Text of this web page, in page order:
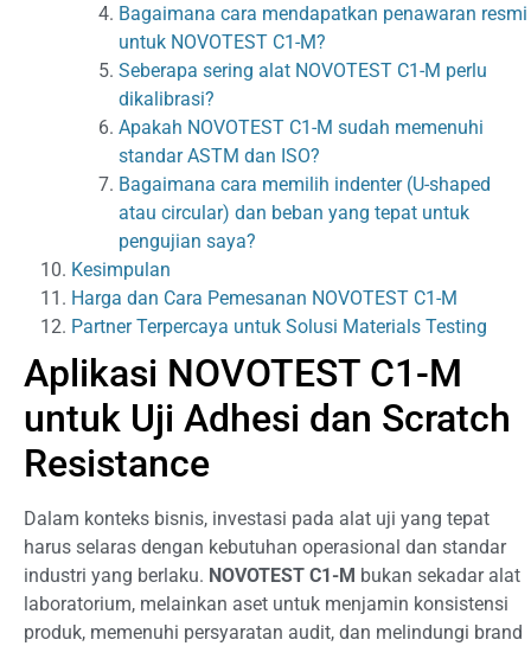
Bagaimana cara mendapatkan penawaran resmi
untuk NOVOTEST C1-M?
Seberapa sering alat NOVOTEST C1-M perlu
dikalibrasi?
Apakah NOVOTEST C1-M sudah memenuhi
standar ASTM dan ISO?
Bagaimana cara memilih indenter (U-shaped
atau circular) dan beban yang tepat untuk
pengujian saya?
Kesimpulan
Harga dan Cara Pemesanan NOVOTEST C1-M
Partner Terpercaya untuk Solusi Materials Testing
Aplikasi NOVOTEST C1-M
untuk Uji Adhesi dan Scratch
Resistance
Dalam konteks bisnis, investasi pada alat uji yang tepat
harus selaras dengan kebutuhan operasional dan standar
industri yang berlaku. NOVOTEST C1-M bukan sekadar alat
laboratorium, melainkan aset untuk menjamin konsistensi
produk, memenuhi persyaratan audit, dan melindungi brand